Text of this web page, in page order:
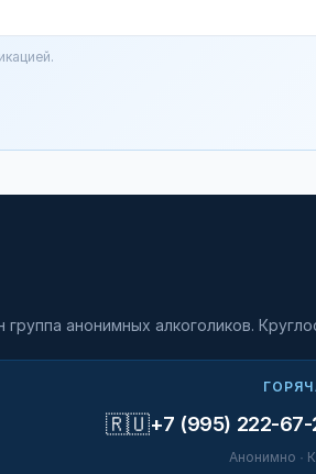
анонимных алкоголиков.
🇷🇺+7 (995) 222-67-
Анонимно ·